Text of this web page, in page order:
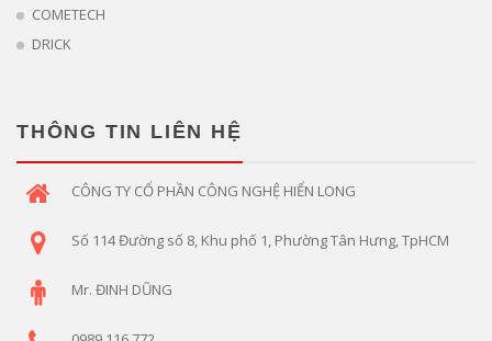
COMETECH
DRICK
THÔNG TIN LIÊN HỆ
CÔNG TY CỔ PHẦN CÔNG NGHỆ HIỂN LONG
Số 114 Đường số 8, Khu phố 1, Phường Tân Hưng, TpHCM
Mr. ĐINH DŨNG